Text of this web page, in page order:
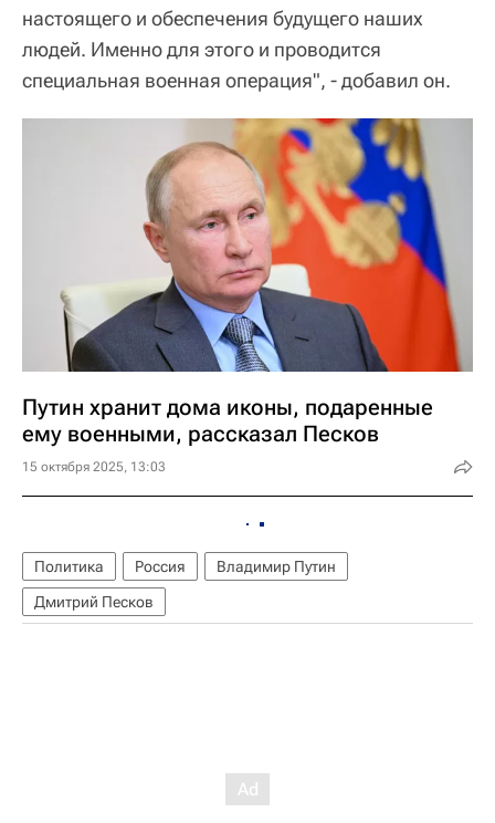
настоящего и обеспечения будущего наших
людей. Именно для этого и проводится
специальная военная операция", - добавил он.
Путин хранит дома иконы, подаренные
ему военными, рассказал Песков
15 октября 2025, 13:03
Политика Россия
Владимир Путин
Дмитрий Песков